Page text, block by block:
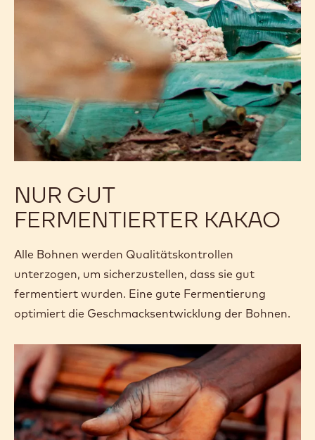
NUR GUT
FERMENTIERTER KAKAO
Alle Bohnen werden Qualitätskontrollen
unterzogen, um sicherzustellen, dass sie gut
fermentiert wurden. Eine gute Fermentierung
optimiert die Geschmacksentwicklung der Bohnen.